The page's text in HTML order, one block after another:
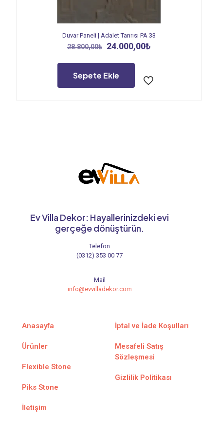
Duvar Paneli | Adalet Tanrısı PA 33
28.800,00₺ Orijinal
28.800,00₺.
24.000,00₺
Sepete Ekle
Ev Villa Dekor: Hayallerinizdeki evi
gerçeğe dönüştürün.
Telefon
(0312) 353 00 77
Mail
info@evvilladekor.com
Anasayfa
Ürünler
Flexible Stone
Piks Stone
İletişim
İptal ve İade Koşulları
Mesafeli Satış
Sözleşmesi
Gizlilik Politikası